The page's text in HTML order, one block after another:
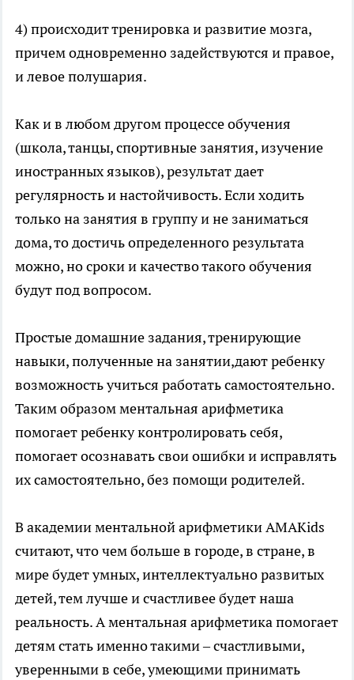
4) происходит тренировка и развитие мозга,
причем одновременно задействуются и правое,
и левое полушария.
Как и в любом другом процессе обучения
(школа, танцы, спортивные занятия, изучение
иностранных языков), результат дает
регулярность и настойчивость. Если ходить
только на занятия в группу и не заниматься
дома, то достичь определенного результата
можно, но сроки и качество такого обучения
будут под вопросом.
Простые домашние задания, тренирующие
навыки, полученные на занятии,дают ребенку
возможность учиться работать самостоятельно.
Таким образом ментальная арифметика
помогает ребенку контролировать себя,
помогает осознавать свои ошибки и исправлять
их самостоятельно, без помощи родителей.
В академии ментальной арифметики AMAKids
считают, что чем больше в городе, в стране, в
мире будет умных, интеллектуально развитых
детей, тем лучше и счастливее будет наша
реальность. А ментальная арифметика помогает
детям стать именно такими – счастливыми,
уверенными в себе, умеющими принимать